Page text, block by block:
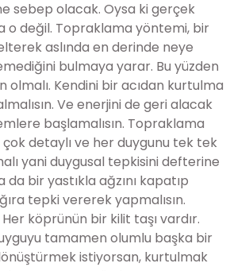
sebep olacak. Oysa ki gerçek
o değil. Topraklama yöntemi, bir
aslında en derinde neye
bulmaya yarar. Bu yüzden
olmalı. Kendini bir acıdan kurtulma
Ve enerjini de geri alacak
başlamalısın. Topraklama
detaylı ve her duygunu tek tek
yani duygusal tepkisini defterine
da bir yastıkla ağzını kapatıp
tepki vererek yapmalısın.
Her köprünün bir kilit taşı vardır.
tamamen olumlu başka bir
istiyorsan, kurtulmak